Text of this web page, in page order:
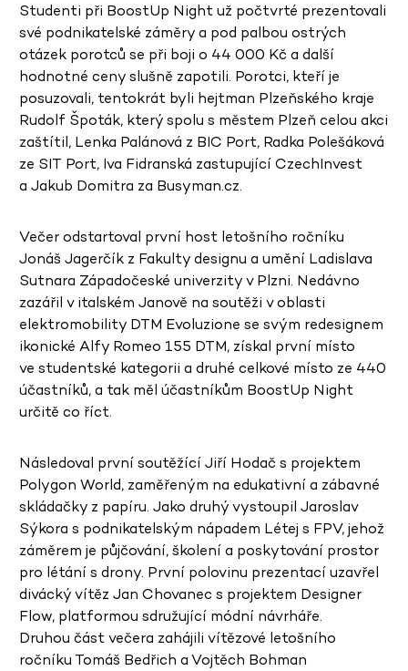
Studenti při BoostUp Night už počtvrté prezentovali
své podnikatelské záměry a pod palbou ostrých
otázek porotců se při boji o 44 000 Kč a další
hodnotné ceny slušně zapotili. Porotci, kteří je
posuzovali, tentokrát byli hejtman Plzeňského kraje
Rudolf Špoták, který spolu s městem Plzeň celou akci
zaštítil, Lenka Palánová z BIC Port, Radka Polešáková
ze SIT Port, Iva Fidranská zastupující CzechInvest
a Jakub Domitra za Busyman.cz.
Večer odstartoval první host letošního ročníku
Jonáš Jagerčík z Fakulty designu a umění Ladislava
Sutnara Západočeské univerzity v Plzni. Nedávno
zazářil vitalském Janově na soutěži voblasti
elektromobility DTM Evoluzione se svým redesignem
ikonické Alfy Romeo 155 DTM, získal první místo
ve studentské kategorii a druhé celkové místo ze 440
účastníků, a tak měl účastníkům BoostUp Night
určitě co říct.
Následoval prvnísoutěžící Jiří Hodač s projektem
Polygon World, zaměřeným na edukativní a zábavné
skládačky z papíru. Jako druhý vystoupil Jaroslav
Sýkora s podnikatelským nápadem Létej s FPV, jehož
záměrem je půjčování, školení a poskytování prostor
pro létání s drony. První polovinu prezentací uzavřel
divácký vítěz Jan Chovanec s projektem Designer
Flow, platformou sdružující módní návrháře.
Druhou část večera zahájili vítězové letošního
ročníku Tomáš Bedřich a Vojtěch Bohman